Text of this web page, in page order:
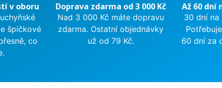
v oboru
špičkové
co
Doprava zdarma od 3 000 Kč
Nad 3 000 Kč máte dopravu
zdarma. Ostatní objednávky
už od 79 Kč.
Až 60 dní
30 dní na
60 dní za